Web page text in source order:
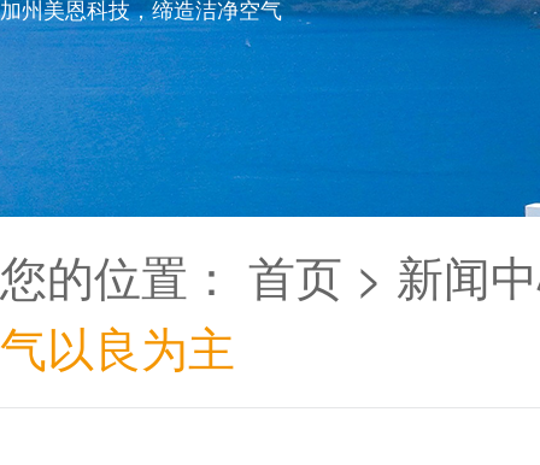
加州美恩科技，缔造洁净空气
您的位置： 首页 > 新闻
气以良为主